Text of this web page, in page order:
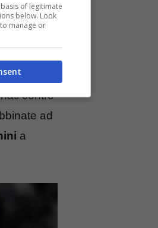
Milan
contro
ad
a
of legitimate
below. Look
manage or